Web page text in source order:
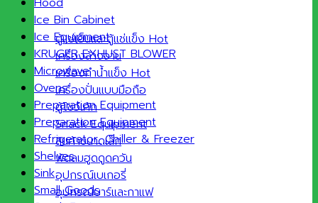
ตู้แช่เย็นและตู้แช่แข็ง
เครื่องล้างจาน
เครื่องทำน้ำแข็ง
เครื่องปั่นแบบมือถือ
ตู้โชว์เค้ก
Snack Equipment
สินค้าขนาดเล็ก
พัดลมฮูดดูดควัน
อุปกรณ์เบเกอรี่
อุปกรณ์บาร์และกาแฟ
Ice Bin Cabinet
Ice Equipment
KRUGER EXHUST BLOWER
Microwave
Ovens
Preparation Equipment
Preparation Equipment
Refrigerator ,Chiller & Freezer
Shelves
Sink
Small Goods